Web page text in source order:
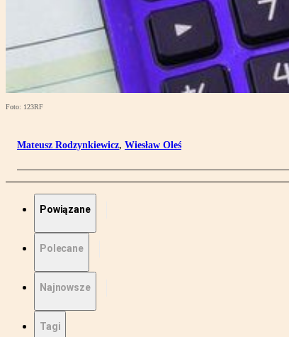
Foto: 123RF
Mateusz Rodzynkiewicz, Wiesław Oleś
Powiązane
Polecane
Najnowsze
Tagi